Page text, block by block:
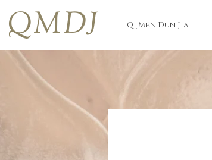
QMDJ Qi Men Dun Jia